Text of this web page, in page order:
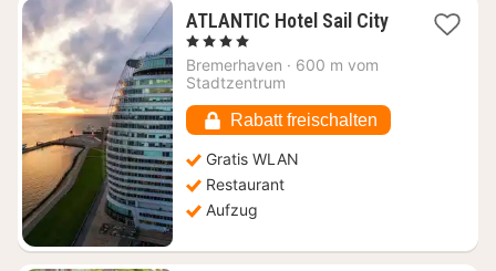
ATLANTIC Hotel Sail City2
Nächte
, 4 Sterne
Bremerhaven · 600 m vom
Stadtzentrum
Rabatt freischalten
Gratis WLAN
Restaurant
Aufzug